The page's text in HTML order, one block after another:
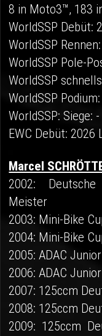
8 in Moto3™, 183
WorldSSP Debüt:
WorldSSP
WorldSSP Pole-
WorldSSP
WorldSSP Podium:
WorldSSP: Siege: -
EWC Debüt:
Marcel
2002:
Meister
2003: Mini-Bike
2004: Mini-Bike
2005: ADAC
2006: ADAC
2007: 125ccm
2008: 125ccm
2009: 125ccm